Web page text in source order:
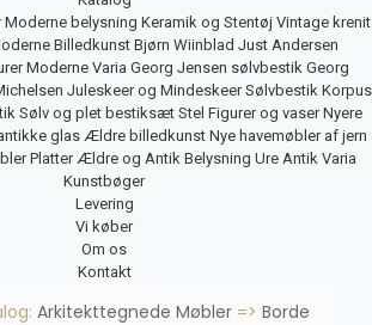
Moderne belysning Keramik og Stentøj Vintage krenit
Billedkunst Bjørn Wiinblad Just Andersen
Moderne Varia Georg Jensen sølvbestik Georg
Juleskeer og Mindeskeer Sølvbestik Korpus
Sølv og plet bestiksæt Stel Figurer og vaser Nyere
glas Ældre billedkunst Nye havemøbler af jern
Platter Ældre og Antik Belysning Ure Antik Varia
Kunstbøger
Levering
Vi køber
Om os
Kontakt
Arkitekttegnede Møbler=> Borde